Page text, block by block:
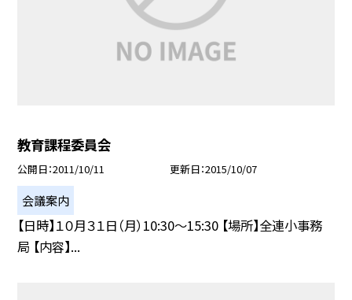
教育課程委員会
公開日 2011/10/11 更新日 2015/10/07
会議案内
【日時】１０月３１日（月）10:30〜15:30 【場所】全連小事務
局 【内容】...